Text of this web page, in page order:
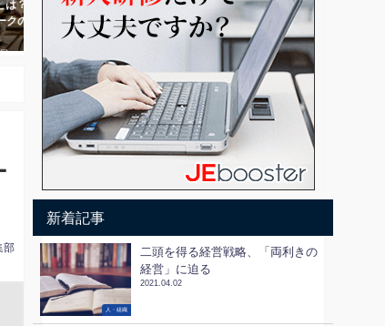
は？ 爆速で前進する
クの＜仕組み＞に迫
リーンキャンバスとは？ スタート
アップが思い描くべき9つの項目
2018年1月17日
部
新着記事
人・組織
二頭を得る経営戦略、「両利きの
経営」に迫る
2021.04.02